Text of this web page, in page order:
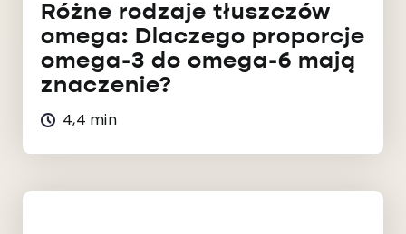
Różne rodzaje tłuszczów
omega: Dlaczego proporcje
omega-3 do omega-6 mają
znaczenie?
4,4 min